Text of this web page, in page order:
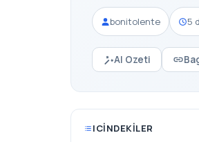
bonitolente 5
AI Ozeti
ICINDEKILER